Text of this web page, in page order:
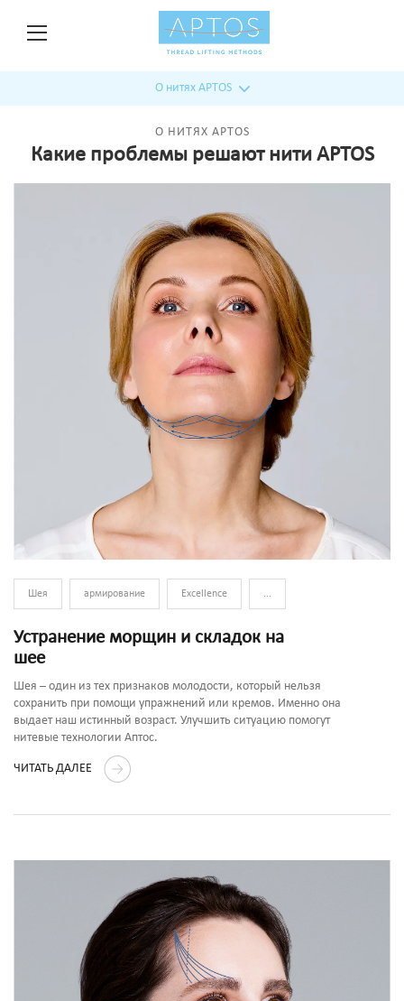
О нитях APTOS
О НИТЯХ APTOS
Какие проблемы решают нити APTOS
Шея армирование Excellence ...
Устранение морщин и складок на
шее
Шея – один из тех признаков молодости, который нельзя
сохранить при помощи упражнений или кремов. Именно она
выдает наш истинный возраст. Улучшить ситуацию помогут
нитевые технологии Аптос.
ЧИТАТЬ ДАЛЕЕ